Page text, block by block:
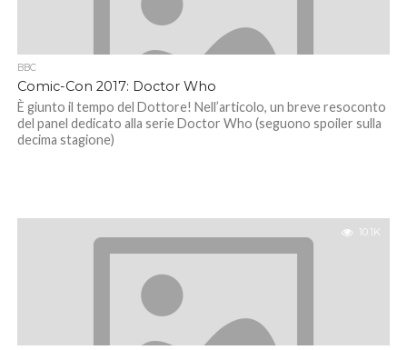
BBC
Comic-Con 2017: Doctor Who
È giunto il tempo del Dottore! Nell’articolo, un breve resoconto
del panel dedicato alla serie Doctor Who (seguono spoiler sulla
decima stagione)
10.1K